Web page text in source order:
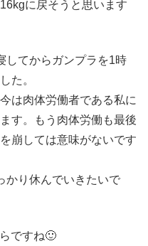
に戻そうと思います
してからガンプラを1時
た。
は肉体労働者である私に
す。もう肉体労働も最後
崩しては意味がないです
かり休んでいきたいで
ですね🙂